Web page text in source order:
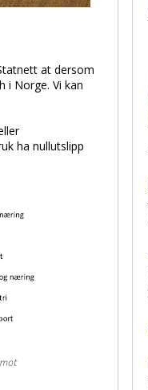
at dersom
i Norge. Vi kan
ha nullutslipp